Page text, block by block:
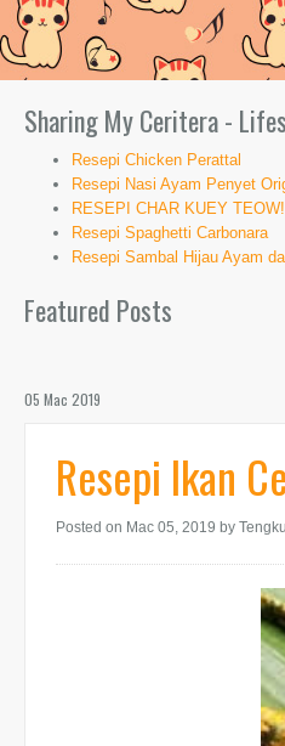
Sharing My Ceritera -
Resepi Chicken Perattal
Resepi Nasi Ayam Penyet
RESEPI CHAR KUEY TEOW!
Resepi Spaghetti Carbonara
Resepi Sambal Hijau Ayam
Featured Posts
05 Mac 2019
Resepi Ikan
Posted on Mac 05, 2019 by